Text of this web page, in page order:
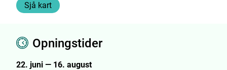
Sjå kart
Opningstider
22. juni — 16. august